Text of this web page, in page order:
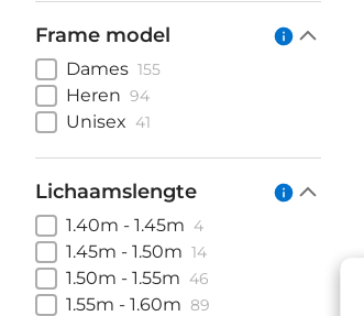
Frame model
Dames 155
Heren 94
Unisex 41
Lichaamslengte
1.40m - 1.45m 4
1.45m - 1.50m 14
1.50m - 1.55m 46
1.55m - 1.60m 89